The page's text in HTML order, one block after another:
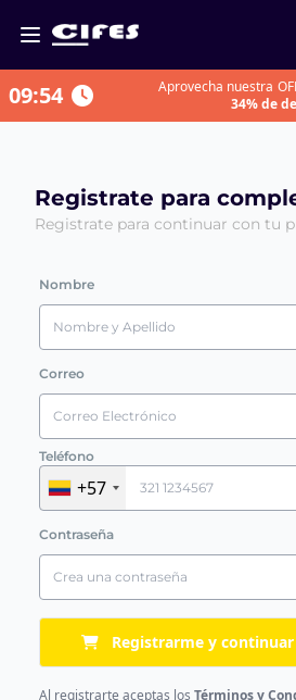
09:54 Aprovecha nuestra
34% de
Registrate para
Registrate para continuar con tu
Nombre
Correo
Teléfono
+57
Contraseña
Registrarme y
Al registrarte aceptas los Términos y